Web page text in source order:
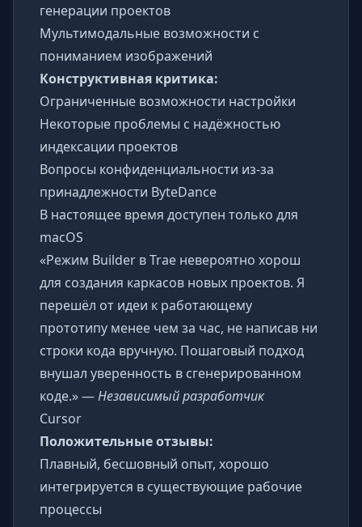
генерации проектов
Мультимодальные возможности с
пониманием изображений
Конструктивная критика:
Ограниченные возможности настройки
Некоторые проблемы с надёжностью
индексации проектов
Вопросы конфиденциальности из-за
принадлежности ByteDance
В настоящее время доступен только для
macOS
«Режим Builder в Trae невероятно хорош
для создания каркасов новых проектов. Я
перешёл от идеи к работающему
прототипу менее чем за час, не написав ни
строки кода вручную. Пошаговый подход
внушал уверенность в сгенерированном
коде.» —Независимый разработчик
Cursor
Положительные отзывы:
Плавный, бесшовный опыт, хорошо
интегрируется в существующие рабочие
процессы